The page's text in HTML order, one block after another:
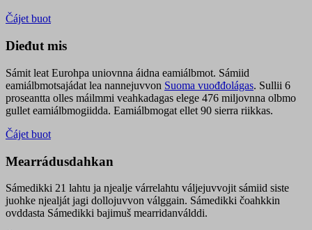
Čájet buot
Dieđut mis
Sámit leat Eurohpa uniovnna áidna eamiálbmot. Sámiid
eamiálbmotsajádat lea nannejuvvon Suoma vuođđolágas. Sullii 6
proseantta olles máilmmi veahkadagas elege 476 miljovnna olbmo
gullet eamiálbmogiidda. Eamiálbmogat ellet 90 sierra riikkas.
Čájet buot
Mearrádusdahkan
Sámedikki 21 lahtu ja njealje várrelahtu váljejuvvojit sámiid siste
juohke njealját jagi dollojuvvon válggain. Sámedikki čoahkkin
ovddasta Sámedikki bajimuš mearridanválddi.